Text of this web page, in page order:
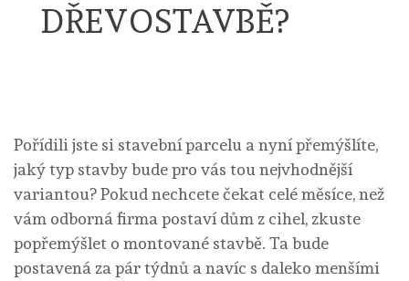
DŘEVOSTAVBĚ?
Pořídili jste si stavební parcelu a nyní přemýšlíte,
jaký typ stavby bude pro vás tou nejvhodnější
variantou? Pokud nechcete čekat celé měsíce, než
vám odborná firma postaví dům z cihel, zkuste
popřemýšlet o montované stavbě. Ta bude
postavená za pár týdnů a navíc s daleko menšími